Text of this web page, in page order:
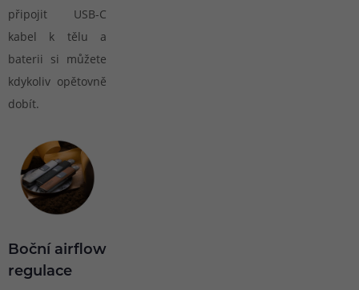
připojit USB-C
kabel k tělu a
baterii si můžete
kdykoliv opětovně
dobít.
Boční airflow
regulace